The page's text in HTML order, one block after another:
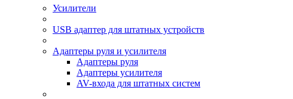
Усилители
USB адаптер для штатных устройств
Адаптеры руля и усилителя
Адаптеры руля
Адаптеры усилителя
AV-входа для штатных систем